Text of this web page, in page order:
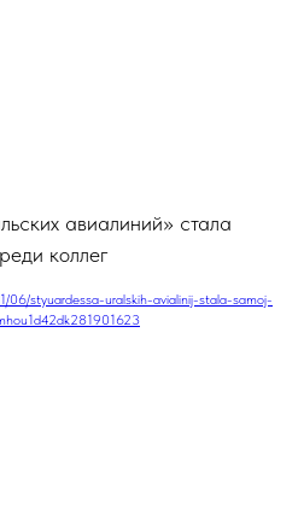
авиалиний» стала
коллег
06/styuardessa-uralskih-avialinij-stala-samoj-